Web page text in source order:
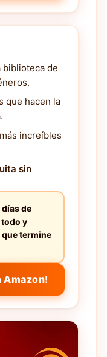
biblioteca de
que hacen la
increíbles
sin
de
y
que termine
Amazon!